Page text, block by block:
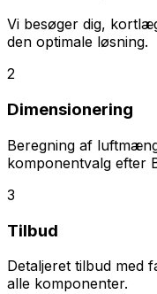
Vi besøger dig,
den optimale løsning.
2
Dimensionering
Beregning af
komponentvalg efter
3
Tilbud
Detaljeret tilbud med
alle komponenter.